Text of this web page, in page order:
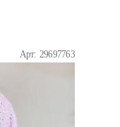
Арт: 29697763